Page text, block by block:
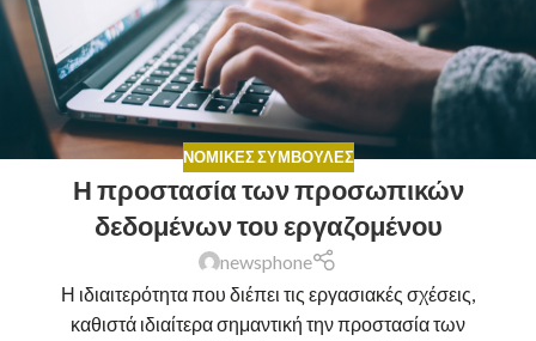
ΝΟΜΙΚΈΣ ΣΥΜΒΟΥΛΈΣ
Η προστασία των προσωπικών
δεδομένων του εργαζομένου
newsphone
Η ιδιαιτερότητα που διέπει τις εργασιακές σχέσεις,
καθιστά ιδιαίτερα σημαντική την προστασία των